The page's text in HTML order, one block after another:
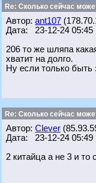
Re: Сколько сейчас
Автор: ant107
Дата: 23-12-24 05:45
206 то же шляпа
хватит на долго.
Ну если только
Re: Сколько сейчас
Автор: Clever
Дата: 23-12-24 05:49
2 китайца а не 3 и